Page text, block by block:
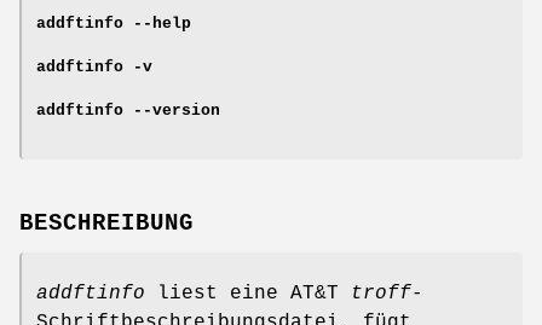
addftinfo --help
addftinfo -v
addftinfo --version
BESCHREIBUNG
addftinfo liest eine AT&T troff-